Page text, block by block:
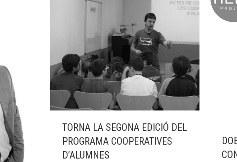
TORNA LA SEGONA EDICIÓ DEL
PROGRAMA COOPERATIVES
D’ALUMNES